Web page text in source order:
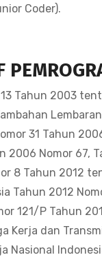
Coder).
Tahun 2003
31 Tahun
2006 Nomor 67,
8 Tahun 2012
Tahun 2012
121/P Tahun
Kerja dan
Nasional